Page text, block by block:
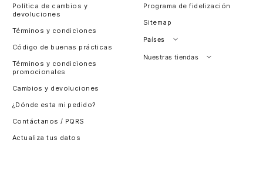
Política de cambios y
devoluciones
Términos y condiciones
Código de buenas prácticas
Términos y condiciones
promocionales
Cambios y devoluciones
¿Dónde esta mi pedido?
Contáctanos / PQRS
Actualiza tus datos
Programa de fidelización
Sitemap
Países
Perú
Nuestras tiendas